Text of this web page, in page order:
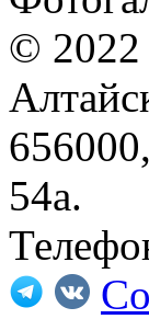
© 2022
54а.